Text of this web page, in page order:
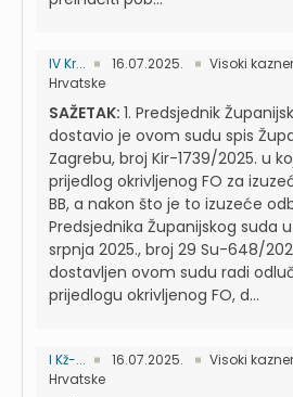
IV Kr... 16.07.2025.
Visoki
Hrvatske
SAŽETAK: 1. Predsjednik
dostavio je ovom sudu spis
Zagrebu, broj Kir-1739/2025. u
prijedlog okrivljenog FO za
BB, a nakon što je to izuzeće
Predsjednika Županijskog suda
srpnja 2025., broj 29 Su-648/
dostavljen ovom sudu radi
prijedlogu okrivljenog FO, d...
I Kž-... 16.07.2025.
Visoki
Hrvatske